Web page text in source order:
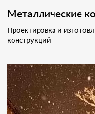
Металлические
Проектировка и
конструкций